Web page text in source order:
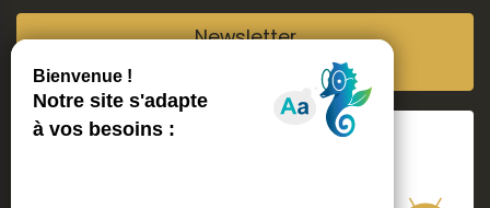
Newsletter
Suivre Aix ma ville